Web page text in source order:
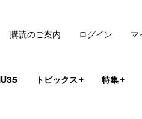
IU35 トピックス+ 特集+
購読のご案内 ログイン マ